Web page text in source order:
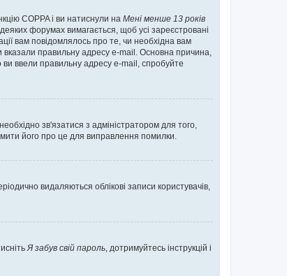
COPPA і ви натиснули на Мені менше 13 років
форумах вимагається, щоб усі зареєстровані
вам повідомлялось про те, чи необхідна вам
правильну адресу e-mail. Основна причина,
ввели правильну адресу e-mail, спробуйте
зв'язатися з адміністратором для того,
його про це для виправлення помилки.
видаляються облікові записи користувачів,
Я забув свій пароль , дотримуйтесь інструкцій і